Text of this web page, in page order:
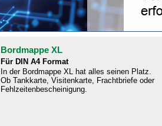
Bordmappe XL
Für DIN A4 Format
In der Bordmappe XL hat alles seinen Platz.
Ob Tankkarte, Visitenkarte, Frachtbriefe oder
Fehlzeitenbescheinigung.